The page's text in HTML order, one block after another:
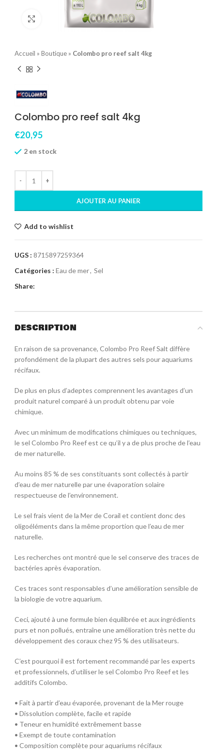
Click to enlarge
Accueil » Boutique » Colombo pro reef salt 4kg
Colombo pro reef salt 4kg
€20,95
2 en stock
AJOUTER AU PANIER
Add to wishlist
UGS : 8715897259364
Catégories : Eau de mer, Sel
Share:
DESCRIPTION
En raison de sa provenance, Colombo Pro Reef Salt diffère
profondément de la plupart des autres sels pour aquariums
récifaux.
De plus en plus d’adeptes comprennent les avantages d’un
produit naturel comparé à un produit obtenu par voie
chimique.
Avec un minimum de modifications chimiques ou techniques,
le sel Colombo Pro Reef est ce qu’il y a de plus proche de l’eau
de mer naturelle.
Au moins 85 % de ses constituants sont collectés à partir
d’eau de mer naturelle par une évaporation solaire
respectueuse de l’environnement.
Le sel frais vient de la Mer de Corail et contient donc des
oligoéléments dans la même proportion que l’eau de mer
naturelle.
Les recherches ont montré que le sel conserve des traces de
bactéries après évaporation.
Ces traces sont responsables d’une amélioration sensible de
la biologie de votre aquarium.
Ceci, ajouté à une formule bien équilibrée et aux ingrédients
purs et non pollués, entraîne une amélioration très nette du
développement des coraux chez 95 % des utilisateurs.
C’est pourquoi il est fortement recommandé par les experts
et professionnels, d’utiliser le sel Colombo Pro Reef et les
additifs Colombo.
• Fait à partir d’eau évaporée, provenant de la Mer rouge
• Dissolution complète, facile et rapide
• Teneur en humidité extrêmement basse
• Exempt de toute contamination
• Composition complète pour aquariums récifaux